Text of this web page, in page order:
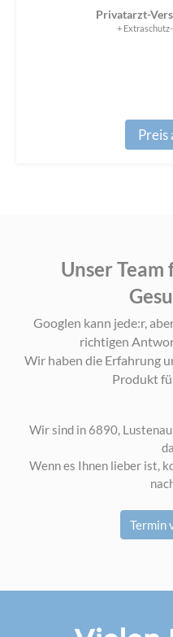
Privatarzt-
+
Preis
Unser
Googlen kann jede:r,
richtigen
Wir haben die Erfahrung
Produkt
Wir sind in 6890,
Wenn es Ihnen lieber ist,
Termin